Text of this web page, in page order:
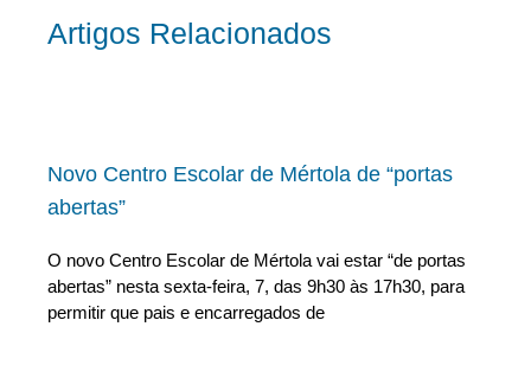
Artigos Relacionados
Novo Centro Escolar de Mértola de “portas
abertas”
O novo Centro Escolar de Mértola vai estar “de portas
abertas” nesta sexta-feira, 7, das 9h30 às 17h30, para
permitir que pais e encarregados de